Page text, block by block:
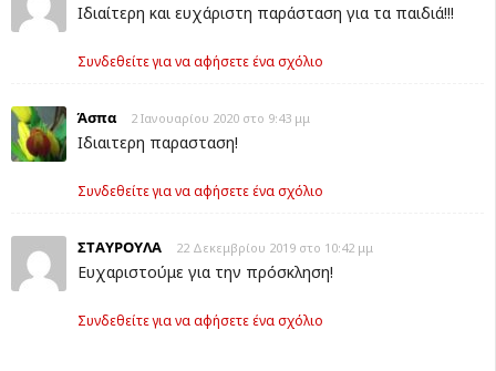
Ιδιαίτερη και ευχάριστη παράσταση για τα παιδιά!!!
Συνδεθείτε για να αφήσετε ένα σχόλιο
Άσπα 2 Ιανουαρίου 2020 στο 9:43 μμ
Ιδιαιτερη παρασταση!
Συνδεθείτε για να αφήσετε ένα σχόλιο
ΣΤΑΥΡΟΥΛΑ 22 Δεκεμβρίου 2019 στο 10:42 μμ
Ευχαριστούμε για την πρόσκληση!
Συνδεθείτε για να αφήσετε ένα σχόλιο